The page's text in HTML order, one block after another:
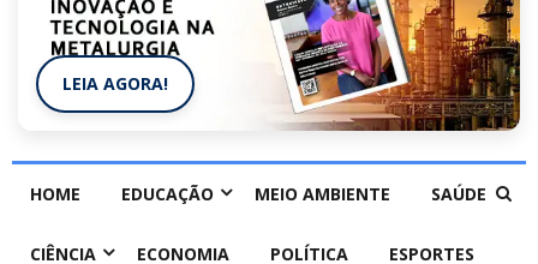
LEIA AGORA!
HOME EDUCAÇÃO MEIO AMBIENTE SAÚDE
CIÊNCIA ECONOMIA POLÍTICA ESPORTES